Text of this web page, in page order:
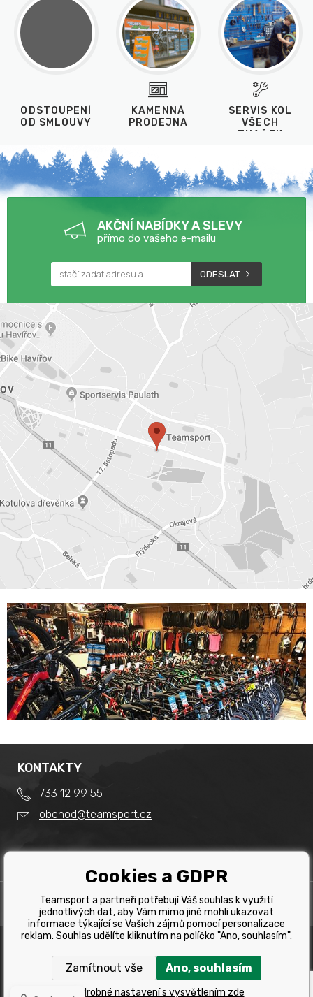
ODSTOUPENÍ
OD SMLOUVY
KAMENNÁ
PRODEJNA
SERVIS KOL
VŠECH
ZNAČEK
AKČNÍ NABÍDKY A SLEVY
přímo do vašeho e-mailu
ODESLAT
Obchodní podmínky
Splátkový prodej
Reklamace
Tabulka velikostí kol
Tabulka velikostí oblečení
PRODEJNA
Team Sport - Tomáš Binar
Dlouhá 1228/44C
Havířov
KONTAKTY
733 12 99 55
obchod@teamsport.cz
Copyright © 2019 Team Sport Havířov. Všechna pravá
vyhrazena.
Cookies a GDPR
Teamsport a partneři potřebují Váš souhlas k využití
jednotlivých dat, aby Vám mimo jiné mohli ukazovat
informace týkající se Vašich zájmů pomocí personalizace
reklam. Souhlas udělíte kliknutím na políčko "Ano, souhlasím".
Zamítnout vše Ano, souhlasím
Podrobné nastavení s vysvětlením zde